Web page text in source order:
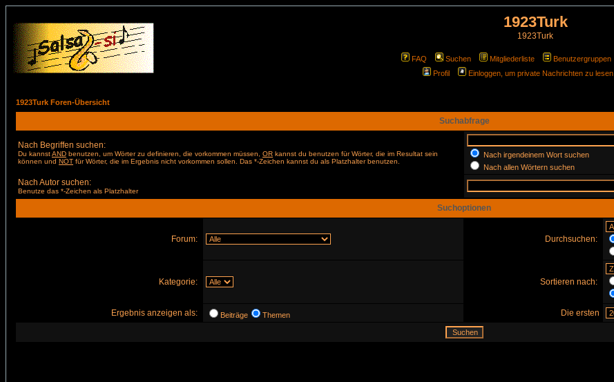
1923Turk
1923Turk
FAQ Suchen Mitgliederliste Benutzergruppen
Profil
Einloggen, um private Nachrichten zu lesen
1923Turk Foren-Übersicht
Suchabfrage
Nach Begriffen suchen:
Du kannstAND benutzen, um Wörter zu definieren, die vorkommen müssen, OR kannst du benutzen für Wörter, die im Resultat sein
können und NOT für Wörter, die im Ergebnis nicht vorkommen sollen. Das *-Zeichen kannst du als Platzhalter benutzen.
Nach irgendeinem Wort suchen
Nach allen Wörtern suchen
Nach Autor suchen:
Benutze das *-Zeichen als Platzhalter
Suchoptionen
Forum: Durchsuchen:
Kategorie: Sortieren nach:
Ergebnis anzeigen als: Beiträge Themen Die ersten